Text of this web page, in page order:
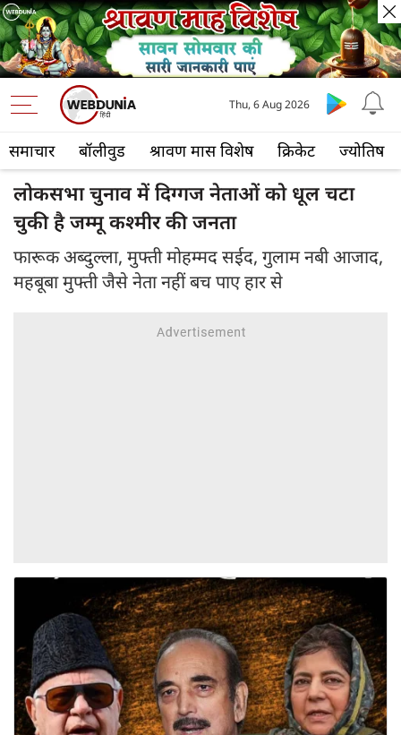
समाचार बॉलीवुड श्रावण मास विशेष क्रिकेट ज्योतिष
Thu, 6 Aug 2026
लोकसभा चुनाव में दिग्गज नेताओं को धूल चटा
चुकी है जम्मू कश्मीर की जनता
फारूक अब्दुल्ला, मुफ्ती मोहम्मद सईद, गुलाम नबी आजाद,
महबूबा मुफ्ती जैसे नेता नहीं बच पाए हार से